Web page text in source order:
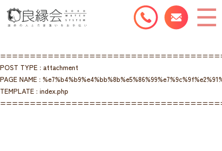
POST TYPE : attachment
PAGE NAME :
TEMPLATE : index.php